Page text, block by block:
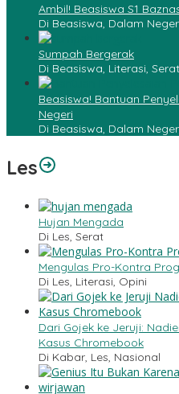
Ambil! Beasiswa S1
Di Beasiswa, Dalam
Sumpah Bergerak
Di Beasiswa, Literasi, Serat
Beasiswa! Bantuan
Negeri
Di Beasiswa, Dalam
Les
Hujan Mengada
Di Les, Serat
Mengulas Pro-Kontra
Di Les, Literasi, Opini
Dari Gojek ke Jeruji:
Kasus Chromebook
Di Kabar, Les, Nasional